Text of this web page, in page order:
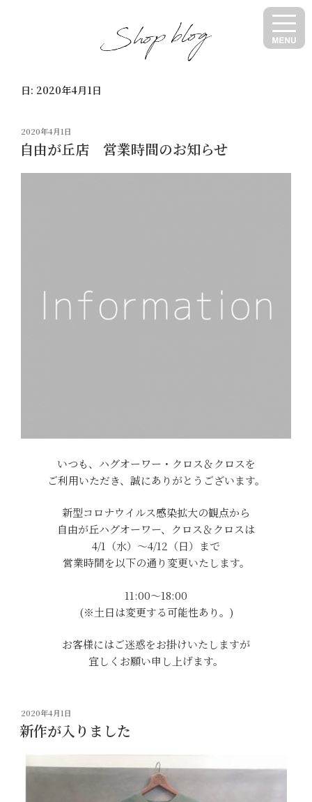
日: 2020年4月1日
投
稿
日:
2020年4月1日
自由が丘店 営業時間のお知らせ
いつも、ハグオーワー・クロス＆クロスを
ご利用いただき、誠にありがとうございます。
新型コロナウイルス感染拡大の観点から
自由が丘ハグオーワー、クロス＆クロスは
4/1（水）～4/12（日）まで
営業時間を以下の通り変更いたします。
11:00～18:00
(※土日は変更する可能性あり。)
お客様にはご迷惑をお掛けいたしますが
宜しくお願い申し上げます。
投
稿
日:
2020年4月1日
新作が入りました